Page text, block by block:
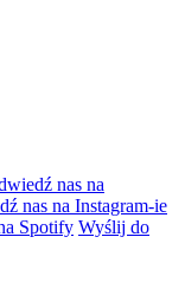
nas na
nas na Instagram-ie
Spotify Wyślij do